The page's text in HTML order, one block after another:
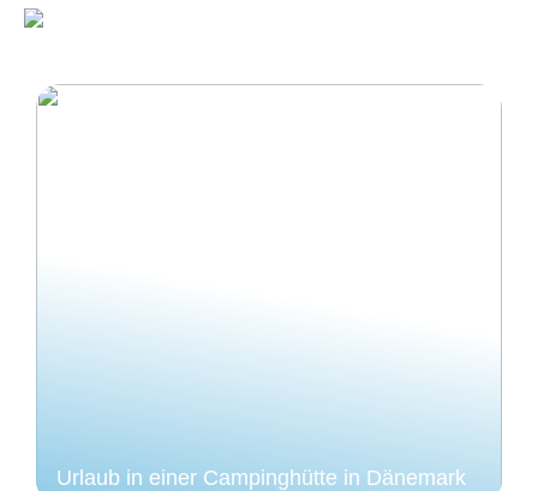
Urlaub in einer Campinghütte in Dänemark